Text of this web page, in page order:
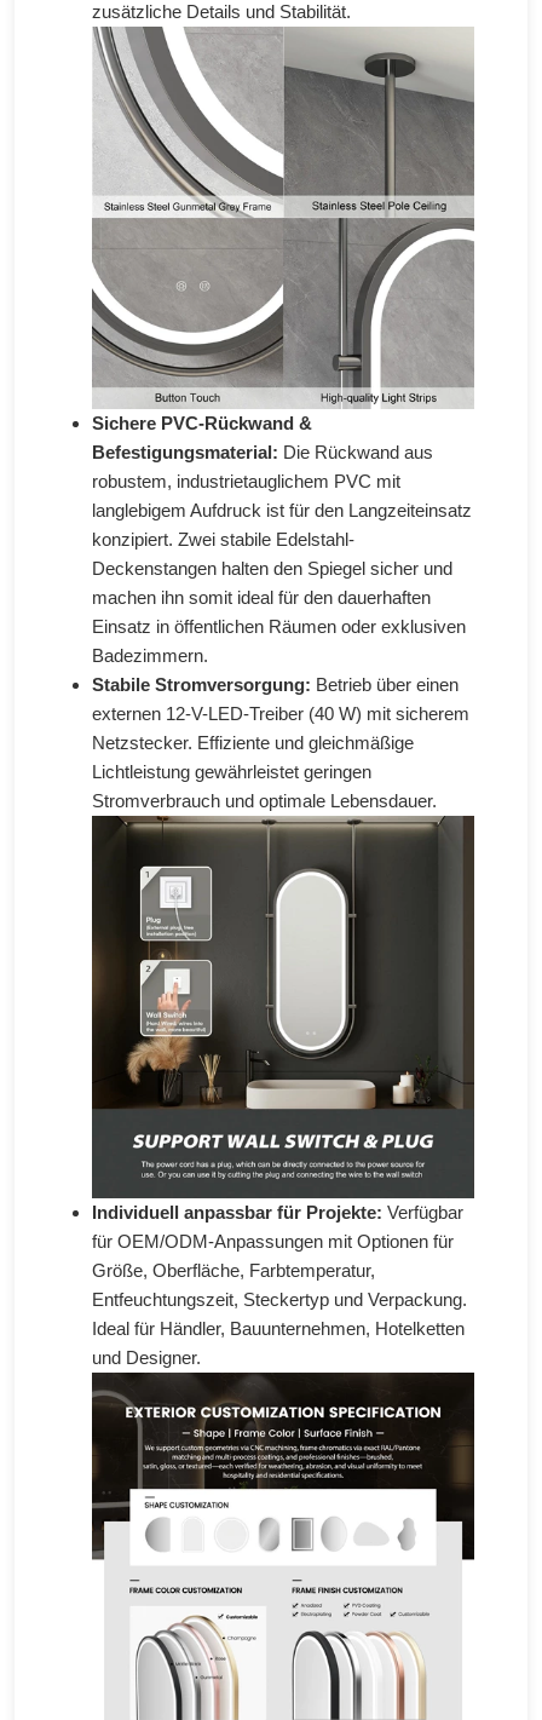
zusätzliche Details und Stabilität.
Sichere PVC-Rückwand &
Befestigungsmaterial: Die Rückwand aus
robustem, industrietauglichem PVC mit
langlebigem Aufdruck ist für den Langzeiteinsatz
konzipiert. Zwei stabile Edelstahl-
Deckenstangen halten den Spiegel sicher und
machen ihn somit ideal für den dauerhaften
Einsatz in öffentlichen Räumen oder exklusiven
Badezimmern.
Stabile Stromversorgung: Betrieb über einen
externen 12-V-LED-Treiber (40 W) mit sicherem
Netzstecker. Effiziente und gleichmäßige
Lichtleistung gewährleistet geringen
Stromverbrauch und optimale Lebensdauer.
Individuell anpassbar für Projekte: Verfügbar
für OEM/ODM-Anpassungen mit Optionen für
Größe, Oberfläche, Farbtemperatur,
Entfeuchtungszeit, Steckertyp und Verpackung.
Ideal für Händler, Bauunternehmen, Hotelketten
und Designer.